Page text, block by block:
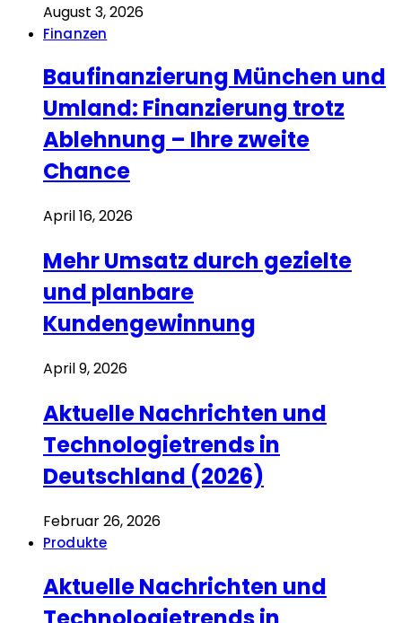
August 3, 2026
Finanzen
Baufinanzierung München und
Umland: Finanzierung trotz
Ablehnung – Ihre zweite
Chance
April 16, 2026
Mehr Umsatz durch gezielte
und planbare
Kundengewinnung
April 9, 2026
Aktuelle Nachrichten und
Technologietrends in
Deutschland (2026)
Februar 26, 2026
Produkte
Aktuelle Nachrichten und